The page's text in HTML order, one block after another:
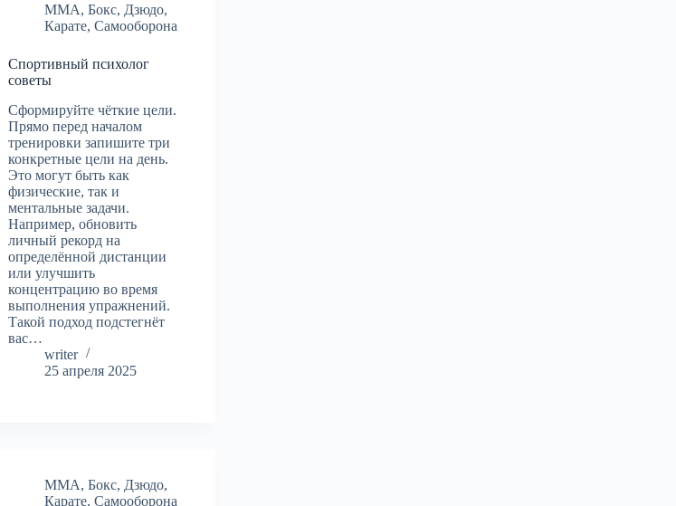
MMA,Бокс, Дзюдо,
Карате,Самооборона
Спортивный психолог
советы
Сформируйте чёткие цели.
Прямо перед началом
тренировки запишите три
конкретные цели на день.
Это могут быть как
физические, так и
ментальные задачи.
Например, обновить
личный рекорд на
определённой дистанции
или улучшить
концентрацию во время
выполнения упражнений.
Такой подход подстегнёт
вас…
writer
25 апреля 2025
MMA,Бокс, Дзюдо,
Карате,Самооборона